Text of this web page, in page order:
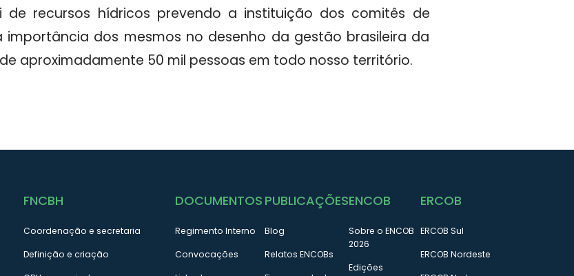
de recursos hídricos prevendo a instituição dos comitês de
importância dos mesmos no desenho da gestão brasileira da
aproximadamente 50 mil pessoas em todo nosso território.
FNCBH
Coordenação e secretaria
Definição e criação
DOCUMENTOS
Regimento Interno
Convocações
PUBLICAÇÕES
Blog
Relatos ENCOBs
ENCOB
Sobre o ENCOB
2026
Edições
ERCOB
ERCOB Sul
ERCOB Nordeste